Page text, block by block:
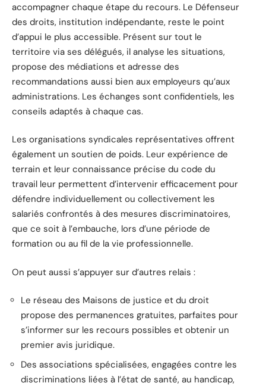
accompagner chaque étape du recours. Le Défenseur
des droits, institution indépendante, reste le point
d’appui le plus accessible. Présent sur tout le
territoire via ses délégués, il analyse les situations,
propose des médiations et adresse des
recommandations aussi bien aux employeurs qu’aux
administrations. Les échanges sont confidentiels, les
conseils adaptés à chaque cas.
Les organisations syndicales représentatives offrent
également un soutien de poids. Leur expérience de
terrain et leur connaissance précise du code du
travail leur permettent d’intervenir efficacement pour
défendre individuellement ou collectivement les
salariés confrontés à des mesures discriminatoires,
que ce soit à l’embauche, lors d’une période de
formation ou au fil de la vie professionnelle.
On peut aussi s’appuyer sur d’autres relais :
Le réseau des Maisons de justice et du droit
propose des permanences gratuites, parfaites pour
s’informer sur les recours possibles et obtenir un
premier avis juridique.
Des associations spécialisées, engagées contre les
discriminations liées à l’état de santé, au handicap,